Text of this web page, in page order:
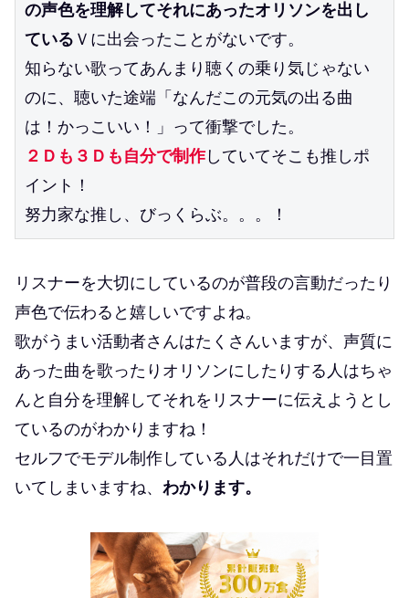
の声色を理解してそれにあったオリソンを出し
ている Ｖに出会ったことがないです。
知らない歌ってあんまり聴くの乗り気じゃない
のに、聴いた途端「なんだこの元気の出る曲
は！かっこいい！」って衝撃でした。
２Ｄも３Ｄも自分で制作していてそこも推しポ
イント！
努力家な推し、びっくらぶ。。。！
リスナーを大切にしているのが普段の言動だったり
声色で伝わると嬉しいですよね。
歌がうまい活動者さんはたくさんいますが、声質に
あった曲を歌ったりオリソンにしたりする人はちゃ
んと自分を理解してそれをリスナーに伝えようとし
ているのがわかりますね！
セルフでモデル制作している人はそれだけで一目置
いてしまいますね、 わかります。